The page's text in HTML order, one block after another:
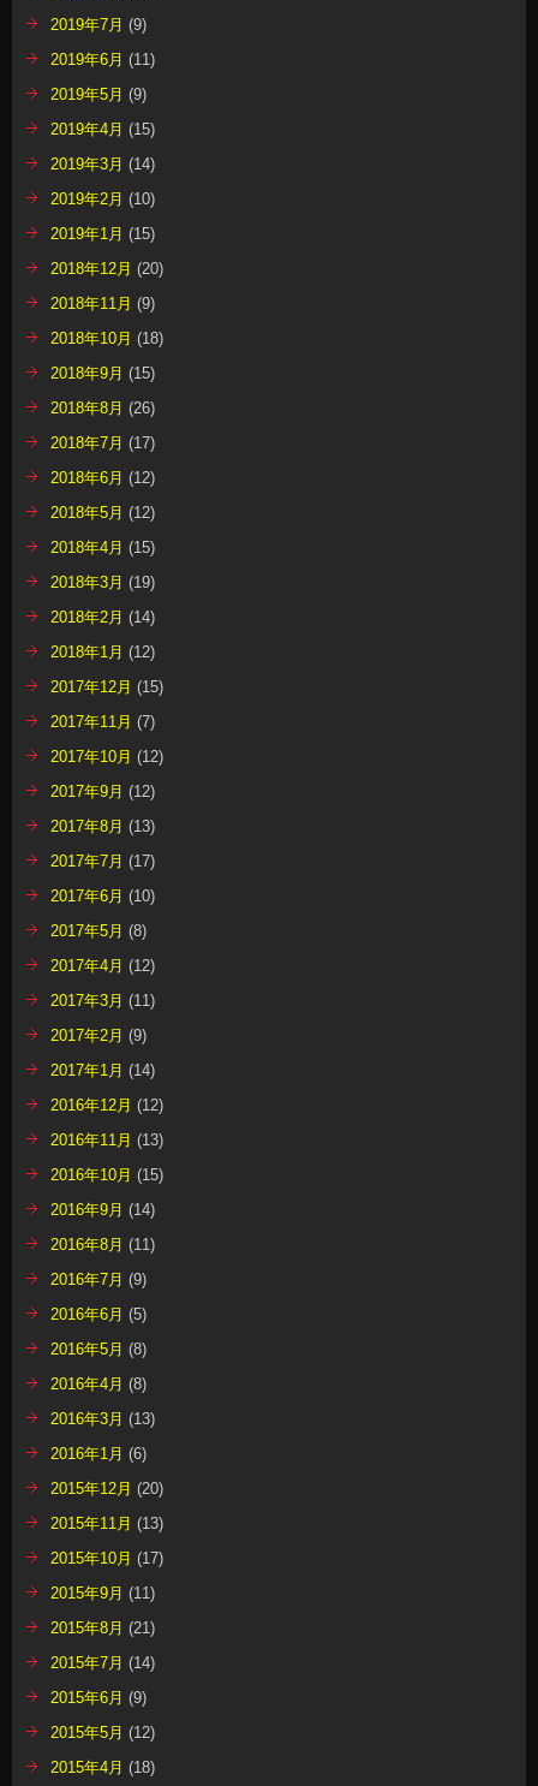
2019年7月 (9)
2019年6月 (11)
2019年5月 (9)
2019年4月 (15)
2019年3月 (14)
2019年2月 (10)
2019年1月 (15)
2018年12月 (20)
2018年11月 (9)
2018年10月 (18)
2018年9月 (15)
2018年8月 (26)
2018年7月 (17)
2018年6月 (12)
2018年5月 (12)
2018年4月 (15)
2018年3月 (19)
2018年2月 (14)
2018年1月 (12)
2017年12月 (15)
2017年11月 (7)
2017年10月 (12)
2017年9月 (12)
2017年8月 (13)
2017年7月 (17)
2017年6月 (10)
2017年5月 (8)
2017年4月 (12)
2017年3月 (11)
2017年2月 (9)
2017年1月 (14)
2016年12月 (12)
2016年11月 (13)
2016年10月 (15)
2016年9月 (14)
2016年8月 (11)
2016年7月 (9)
2016年6月 (5)
2016年5月 (8)
2016年4月 (8)
2016年3月 (13)
2016年1月 (6)
2015年12月 (20)
2015年11月 (13)
2015年10月 (17)
2015年9月 (11)
2015年8月 (21)
2015年7月 (14)
2015年6月 (9)
2015年5月 (12)
2015年4月 (18)